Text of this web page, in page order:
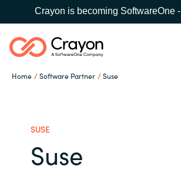
Crayon is becoming SoftwareOne -
Home Software Partner Suse
Suchen
Software Partner
Ressourcen
SUSE
Suse